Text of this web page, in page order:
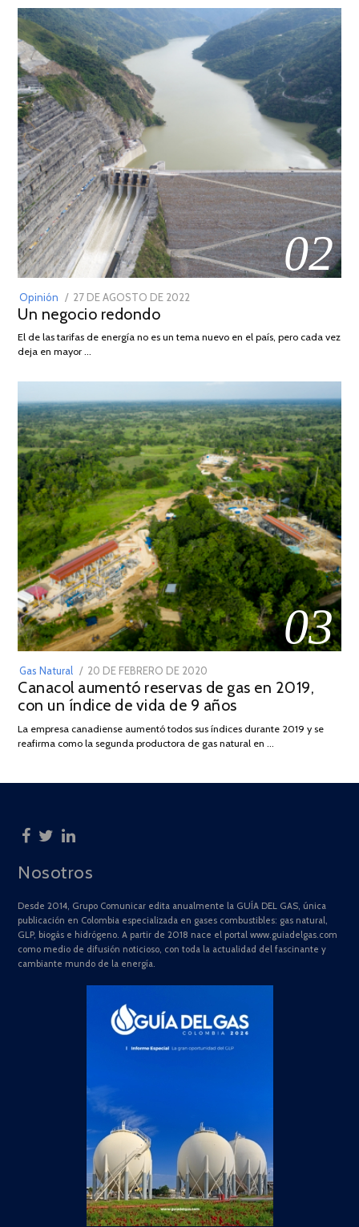
02
Opinión
POSTED
ON
27 DE AGOSTO DE 2022
DE
Un negocio redondo
El de las tarifas de energía no es un tema nuevo en el país, pero cada vez
deja en mayor …
03
Gas Natural
POSTED
ON
20 DE FEBRERO DE 2020
DE
JULIO
2025
Canacol aumentó reservas de gas en 2019,
con un índice de vida de 9 años
La empresa canadiense aumentó todos sus índices durante 2019 y se
reafirma como la segunda productora de gas natural en …
Nosotros
Desde 2014, Grupo Comunicar edita anualmente la GUÍA DEL GAS, única
publicación en Colombia especializada en gases combustibles: gas natural,
GLP, biogás e hidrógeno. A partir de 2018 nace el portal www.guiadelgas.com
como medio de difusión noticioso, con toda la actualidad del fascinante y
cambiante mundo de la energía.